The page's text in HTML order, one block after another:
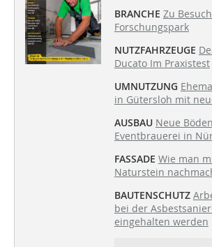
BRANCHE Zu
Forschungspark
NUTZFAHRZEUGE
Ducato Im Praxistest
UMNUTZUNG
in Gütersloh mit
AUSBAU Neue
Eventbrauerei in
FASSADE Wie man
Naturstein
BAUTENSCHUTZ
bei der
eingehalten werden